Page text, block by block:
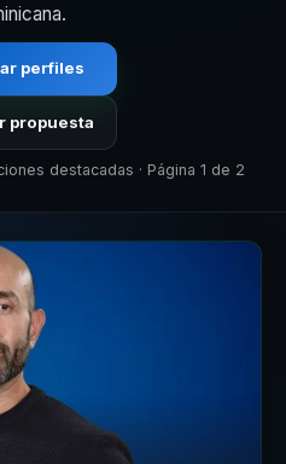
perfiles
propuesta
destacadas · Página 1 de 2